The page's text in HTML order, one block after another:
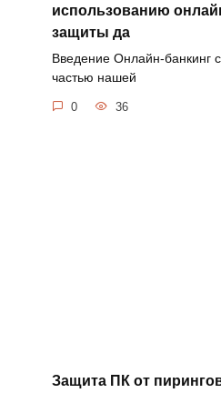
использованию
защиты да
Введение Онлайн-банкинг
частью нашей
0 36
Защита ПК от